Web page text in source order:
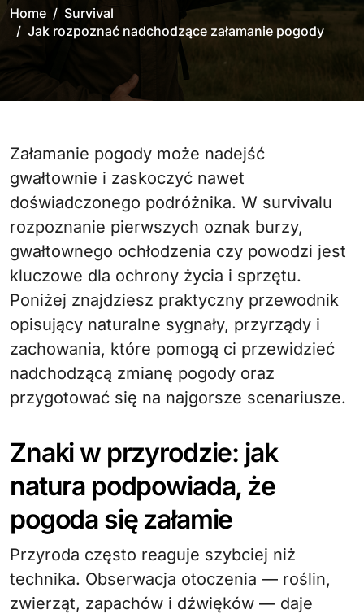
Home
Survival
Jak rozpoznać nadchodzące załamanie pogody
Załamanie pogody może nadejść
gwałtownie i zaskoczyć nawet
doświadczonego podróżnika. W survivalu
rozpoznanie pierwszych oznak burzy,
gwałtownego ochłodzenia czy powodzi jest
kluczowe dla ochrony życia i sprzętu.
Poniżej znajdziesz praktyczny przewodnik
opisujący naturalne sygnały, przyrządy i
zachowania, które pomogą ci przewidzieć
nadchodzącą zmianę pogody oraz
przygotować się na najgorsze scenariusze.
Znaki w przyrodzie: jak
natura podpowiada, że
pogoda się załamie
Przyroda często reaguje szybciej niż
technika. Obserwacja otoczenia — roślin,
zwierząt, zapachów i dźwięków — daje